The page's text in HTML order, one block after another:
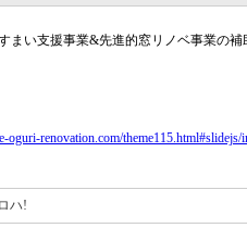
まい支援事業&先進的窓リノベ事業の補
oguri-renovation.com/theme115.html#slidejs/
ハ!